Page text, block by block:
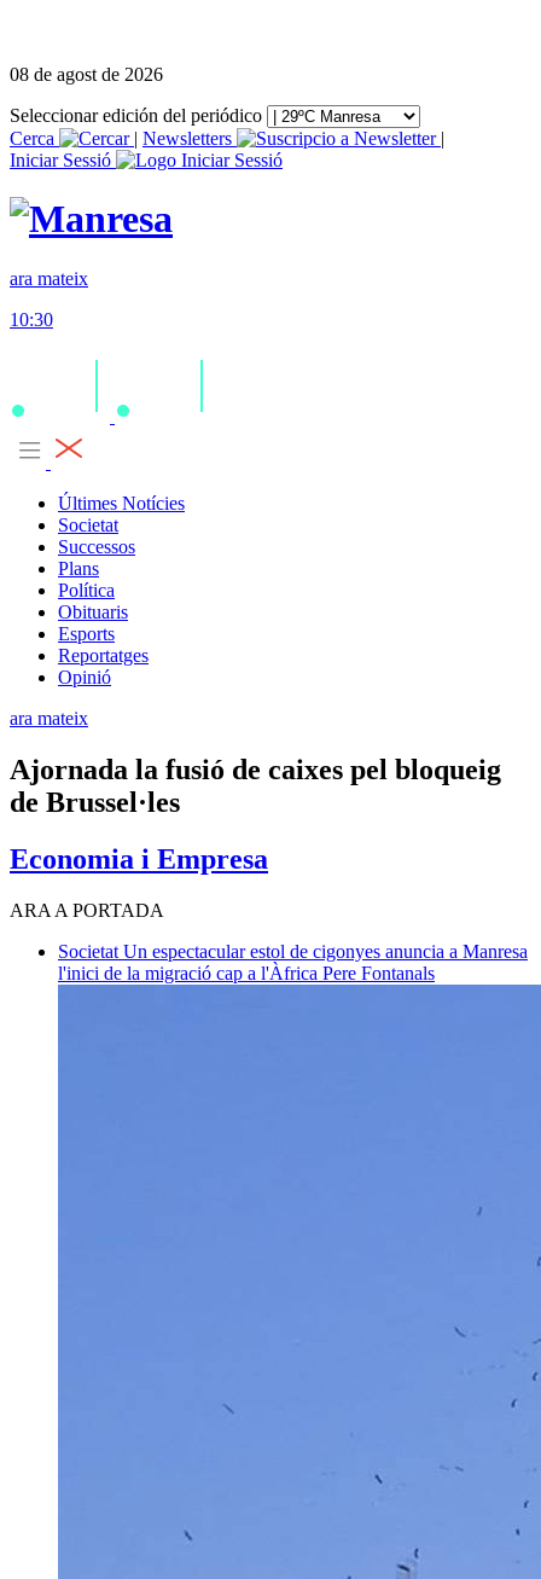
08 de agost de 2026
Seleccionar edición del periódico
Cerca
| Newsletters
|
Iniciar Sessió
ara mateix
10:30
Últimes Notícies
Societat
Successos
Plans
Política
Obituaris
Esports
Reportatges
Opinió
ara mateix
Ajornada la fusió de caixes pel bloqueig
de Brussel·les
Economia i Empresa
ARA A PORTADA
Societat Un espectacular estol de cigonyes anuncia a Manresa
l'inici de la migració cap a l'Àfrica Pere Fontanals